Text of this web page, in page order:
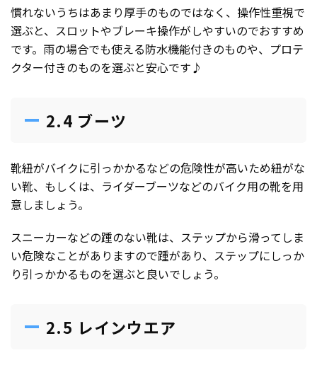
慣れないうちはあまり厚手のものではなく、操作性重視で
選ぶと、スロットやブレーキ操作がしやすいのでおすすめ
です。雨の場合でも使える防水機能付きのものや、プロテ
クター付きのものを選ぶと安心です♪
2.4 ブーツ
靴紐がバイクに引っかかるなどの危険性が高いため紐がな
い靴、もしくは、ライダーブーツなどのバイク用の靴を用
意しましょう。
スニーカーなどの踵のない靴は、ステップから滑ってしま
い危険なことがありますので踵があり、ステップにしっか
り引っかかるものを選ぶと良いでしょう。
2.5 レインウエア